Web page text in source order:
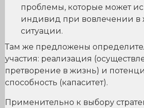
проблемы, которые может
индивид при вовлечении в
ситуации.
Там же предложены
участия: реализация
претворение в жизнь) и
способность (капаситет).
Применительно к выбору